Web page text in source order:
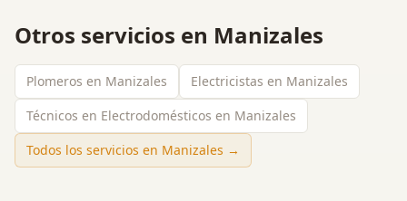
Otros servicios en Manizales
Plomeros en Manizales
Electricistas en Manizales
Técnicos en Electrodomésticos en Manizales
Todos los servicios en Manizales →